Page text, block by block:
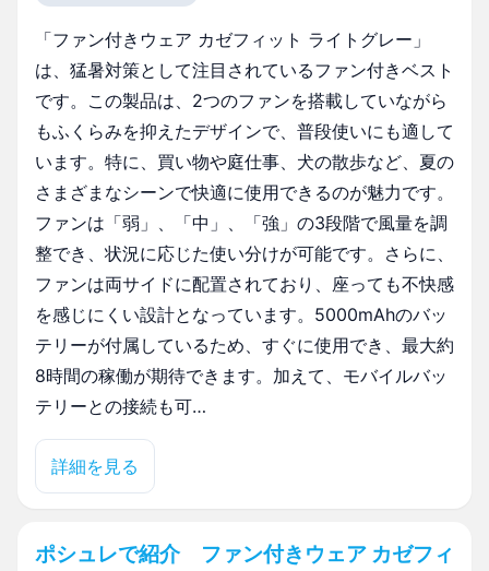
「ファン付きウェア カゼフィット ライトグレー」
は、猛暑対策として注目されているファン付きベスト
です。この製品は、2つのファンを搭載していながら
もふくらみを抑えたデザインで、普段使いにも適して
います。特に、買い物や庭仕事、犬の散歩など、夏の
さまざまなシーンで快適に使用できるのが魅力です。
ファンは「弱」、「中」、「強」の3段階で風量を調
整でき、状況に応じた使い分けが可能です。さらに、
ファンは両サイドに配置されており、座っても不快感
を感じにくい設計となっています。5000mAhのバッ
テリーが付属しているため、すぐに使用でき、最大約
8時間の稼働が期待できます。加えて、モバイルバッ
テリーとの接続も可…
詳細を見る
ポシュレで紹介 ファン付きウェア カゼフィ